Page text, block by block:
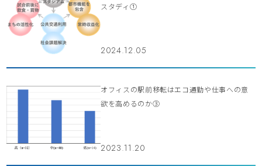
スタディ①
2024.12.05
オフィスの駅前移転はエコ通勤や仕事への意
欲を高めるのか③
2023.11.20